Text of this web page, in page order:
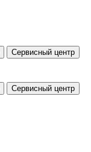
Сервисный центр
Сервисный центр